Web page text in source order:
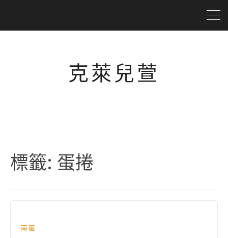
克萊兒萱
標籤: 蛋捲
南區